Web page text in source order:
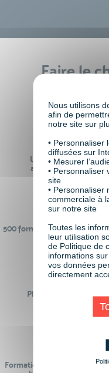
Faire le
Un réseau de 22 000
anciens participants
500 formations pour se
monde de demain
Plus de 50 formations
Formations réalisables
Nous utilisons
afin de
notre site sur
• Personnaliser
diffusées sur
• Mesurer
• Personnaliser
site
• Personnaliser
commerciale à
sur notre site
Toutes les
leur utilisation
de Politique de
informations
vos données
directement